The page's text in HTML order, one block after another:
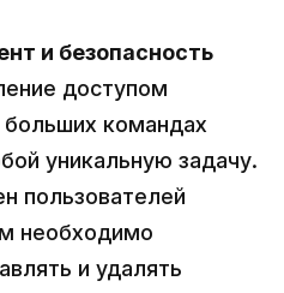
и безопасность
доступом
больших командах
уникальную задачу.
пользователей
необходимо
и удалять